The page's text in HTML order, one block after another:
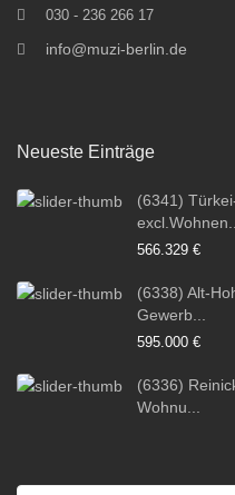
030 - 236 266 17
info@muzi-berlin.de
Neueste Einträge
(6341)
excl.Wohnen...
566.329 €
(6338) Alt-
Gewerb...
595.000 €
(6336)
Wohnu...